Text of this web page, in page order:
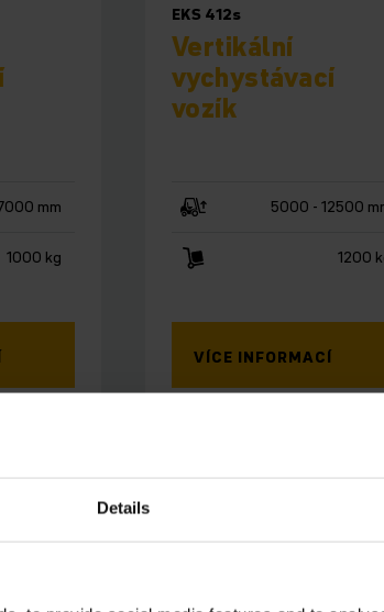
Details
mm
1000 kg
EKS 412s
Vertikální
vychystávací
vozík
5000 - 12500
1200
VÍCE INFORMACÍ